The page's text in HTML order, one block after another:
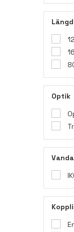
Längd
Optik